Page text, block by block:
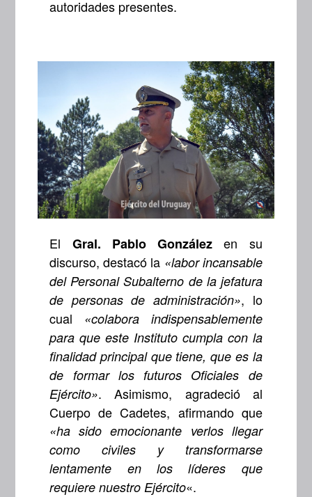
autoridades presentes.
El Gral. Pablo González en su
discurso, destacó la «labor incansable
del Personal Subalterno de la jefatura
de personas de administración», lo
cual «colabora indispensablemente
para que este Instituto cumpla con la
finalidad principal que tiene, que es la
de formar los futuros Oficiales de
Ejército». Asimismo, agradeció al
Cuerpo de Cadetes, afirmando que
«ha sido emocionante verlos llegar
como civiles y transformarse
lentamente en los líderes que
requiere nuestro Ejército«.